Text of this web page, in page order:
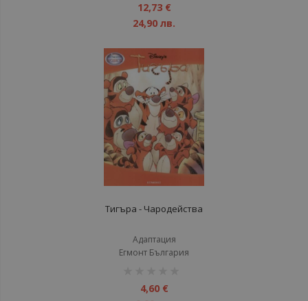
12,73 €
24,90 лв.
Тигъра - Чародейства
Адаптация
Егмонт България
4,60 €